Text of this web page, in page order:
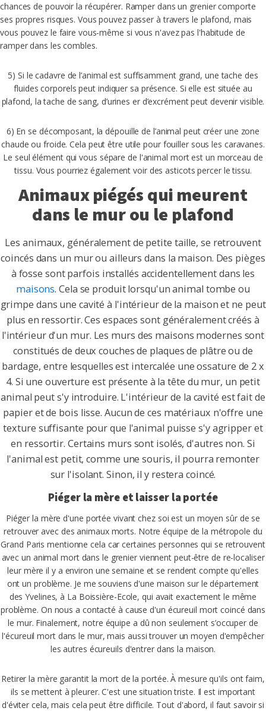
chances de pouvoir la récupérer. Ramper dans un grenier comporte
ses propres risques. Vous pouvez passer à travers le plafond, mais
vous pouvez le faire vous-même si vous n'avez pas l'habitude de
ramper dans les combles.
5) Si le cadavre de l’animal est suffisamment grand, une tache des
fluides corporels peut indiquer sa présence. Si elle est située au
plafond, la tache de sang, d’urines er d’excrément peut devenir visible.
6) En se décomposant, la dépouille de l’animal peut créer une zone
chaude ou froide. Cela peut être utile pour fouiller sous les caravanes.
Le seul élément qui vous sépare de l'animal mort est un morceau de
tissu. Vous pourriez également voir des asticots percer le tissu.
Animaux piégés qui meurent
dans le mur ou le plafond
Les animaux, généralement de petite taille, se retrouvent
coincés dans un mur ou ailleurs dans la maison. Des pièges
à fosse sont parfois installés accidentellement dans les
maisons. Cela se produit lorsqu'un animal tombe ou
grimpe dans une cavité à l'intérieur de la maison et ne peut
plus en ressortir. Ces espaces sont généralement créés à
l'intérieur d'un mur. Les murs des maisons modernes sont
constitués de deux couches de plaques de plâtre ou de
bardage, entre lesquelles est intercalée une ossature de 2 x
4. Si une ouverture est présente à la tête du mur, un petit
animal peut s'y introduire. L'intérieur de la cavité est fait de
papier et de bois lisse. Aucun de ces matériaux n'offre une
texture suffisante pour que l'animal puisse s'y agripper et
en ressortir. Certains murs sont isolés, d'autres non. Si
l'animal est petit, comme une souris, il pourra remonter
sur l'isolant. Sinon, il y restera coincé.
Piéger la mère et laisser la portée
Piéger la mère d'une portée vivant chez soi est un moyen sûr de se
retrouver avec des animaux morts. Notre équipe de la métropole du
Grand Paris mentionne cela car certaines personnes qui se retrouvent
avec un animal mort dans le grenier viennent peut-être de re-localiser
leur mère il y a environ une semaine et se rendent compte qu'elles
ont un problème. Je me souviens d'une maison sur le département
des Yvelines, à La Boissière-Ecole, qui avait exactement le même
problème. On nous a contacté à cause d'un écureuil mort coincé dans
le mur. Finalement, notre équipe a dû non seulement s’occuper de
l'écureuil mort dans le mur, mais aussi trouver un moyen d'empêcher
les autres écureuils d'entrer dans la maison.
Retirer la mère garantit la mort de la portée. À mesure qu'ils ont faim,
ils se mettent à pleurer. C'est une situation triste. Il est important
d'éviter cela, mais cela peut être difficile. Tout d'abord, il faut savoir si